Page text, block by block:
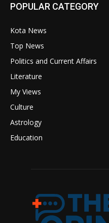
POPULAR CATEGORY
Kota News
Top News
Politics and Current Affairs
Literature
My Views
Culture
Astrology
Education